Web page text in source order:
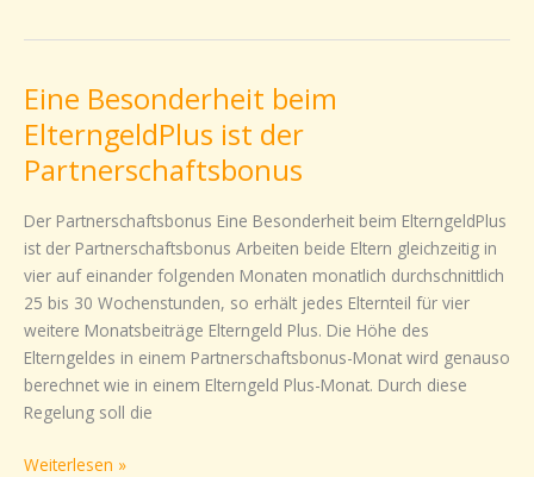
Eine Besonderheit beim
ElterngeldPlus ist der
Partnerschaftsbonus
Der Partnerschaftsbonus Eine Besonderheit beim ElterngeldPlus
ist der Partnerschaftsbonus Arbeiten beide Eltern gleichzeitig in
vier auf einander folgenden Monaten monatlich durchschnittlich
25 bis 30 Wochenstunden, so erhält jedes Elternteil für vier
weitere Monatsbeiträge Elterngeld Plus. Die Höhe des
Elterngeldes in einem Partnerschaftsbonus-Monat wird genauso
berechnet wie in einem Elterngeld Plus-Monat. Durch diese
Regelung soll die
Eine
Besonderheit
beim
ElterngeldPlus
der
Partnerschaftsbonus
Weiterlesen »